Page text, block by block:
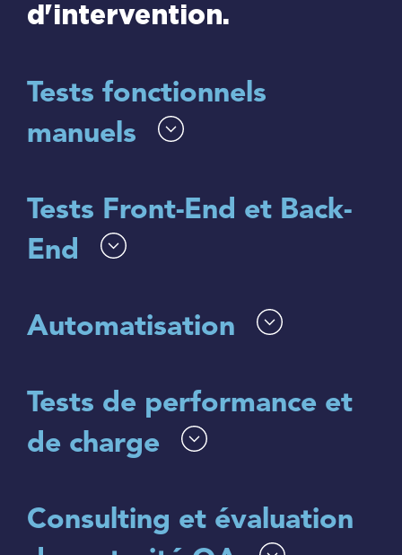
d'intervention.
Tests fonctionnels
manuels
Tests Front-End et Back-
End
Automatisation
Tests de performance et
de charge
Consulting et évaluation